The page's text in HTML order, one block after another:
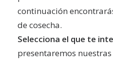
continuación
de cosecha.
Selecciona el que te
presentaremos